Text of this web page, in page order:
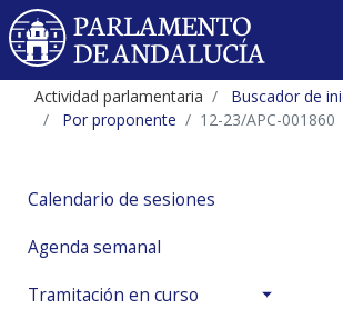
Actividad parlamentaria
Buscador de
Por proponente
12-23/APC-001860
Calendario de sesiones
Agenda semanal
Tramitación en curso